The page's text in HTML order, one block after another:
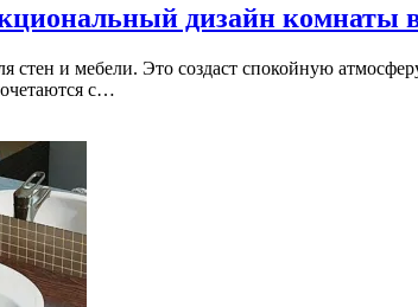
дизайн комнаты
и мебели. Это создаст спокойную
с…